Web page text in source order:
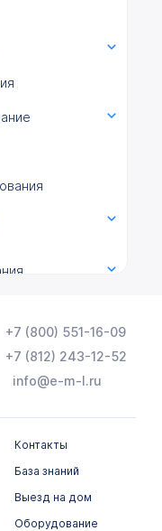
+7 (800) 551-16-09
+7 (812) 243-12-52
info@e-m-l.ru
Контакты
База знаний
Выезд на дом
Оборудование